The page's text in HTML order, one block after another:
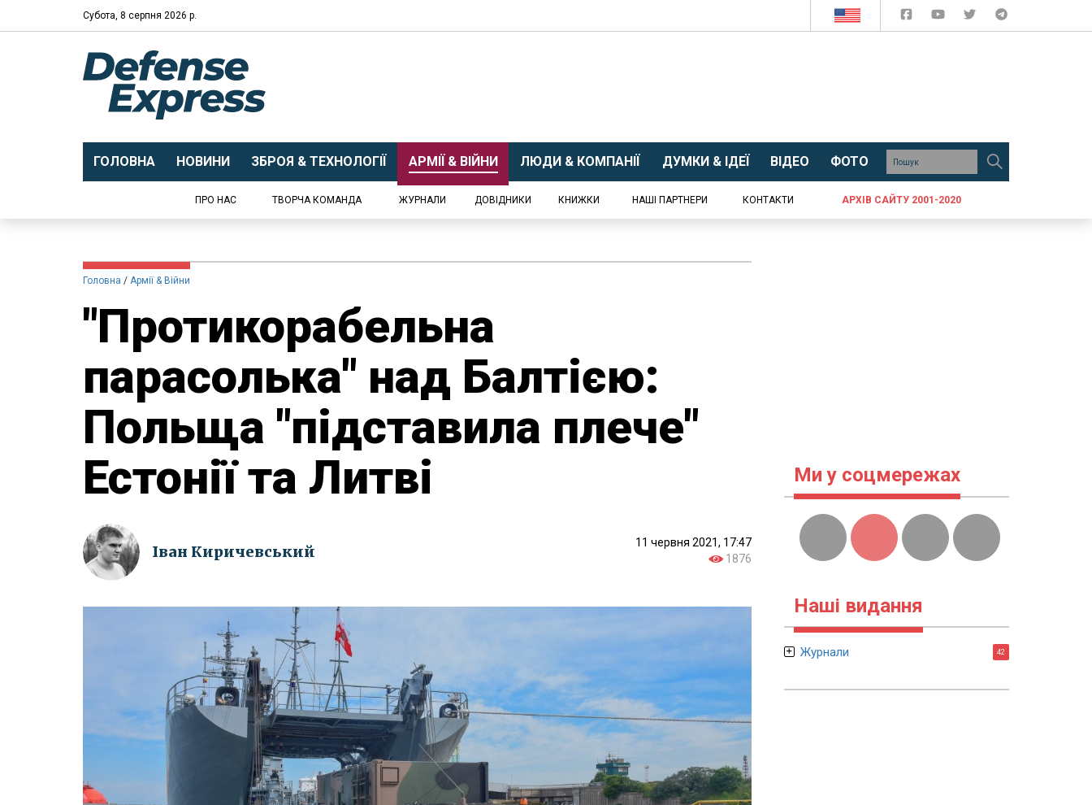
Субота, 8 серпня 2026 р.
ГОЛОВНА НОВИНИ ЗБРОЯ & ТЕХНОЛОГІЇ АРМІЇ & ВІЙНИ ЛЮДИ & КОМПАНІЇ ДУМКИ & ІДЕЇ ВІДЕО ФОТО
ПРО НАС ТВОРЧА КОМАНДА ЖУРНАЛИ ДОВІДНИКИ КНИЖКИ НАШІ ПАРТНЕРИ КОНТАКТИ АРХІВ САЙТУ 2001-2020
Головна Армії & Війни
"Протикорабельна
парасолька" над Балтією:
Польща "підставила плече"
Естонії та Литві
Іван Киричевський
11 червня 2021, 17:47
1876
Ми у соцмережах
Наші видання
Журнали 42